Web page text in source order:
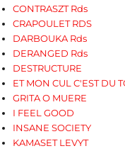
CONTRASZT Rds
CRAPOULET RDS
DARBOUKA Rds
DERANGED Rds
DESTRUCTURE
ET MON CUL C'EST DU
GRITA O MUERE
I FEEL GOOD
INSANE SOCIETY
KAMASET LEVYT